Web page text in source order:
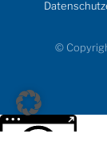
©
Weitere